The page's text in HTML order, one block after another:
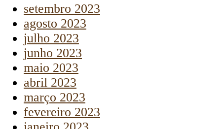
setembro 2023
agosto 2023
julho 2023
junho 2023
maio 2023
abril 2023
março 2023
fevereiro 2023